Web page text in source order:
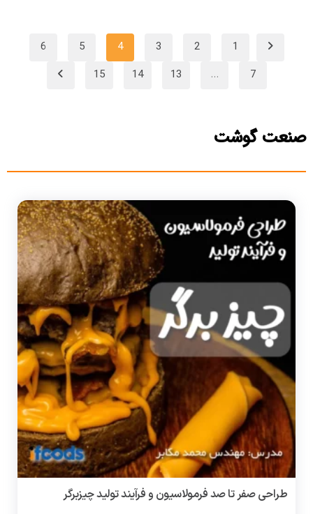
1
2
3
4
5
6
7
…
13
14
15
صنعت گوشت
طراحی صفر تا صد فرمولاسیون و فرآیند تولید چیزبرگر